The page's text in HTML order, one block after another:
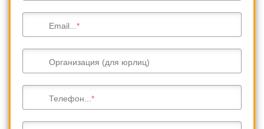
Email...
Организация (для юрлиц)
Телефон...